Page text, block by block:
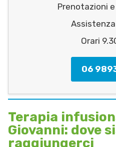
Prenotazioni
Orari
06
Terapia
Giovanni: dove
raggiungerci